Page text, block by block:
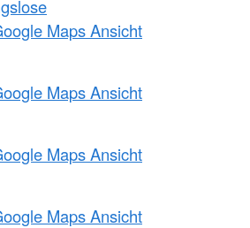
Maps Ansicht
Maps Ansicht
Maps Ansicht
Maps Ansicht